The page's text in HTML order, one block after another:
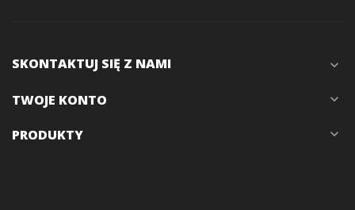
SKONTAKTUJ SIĘ Z NAMI expand_more
TWOJE KONTO expand_more
PRODUKTY expand_more